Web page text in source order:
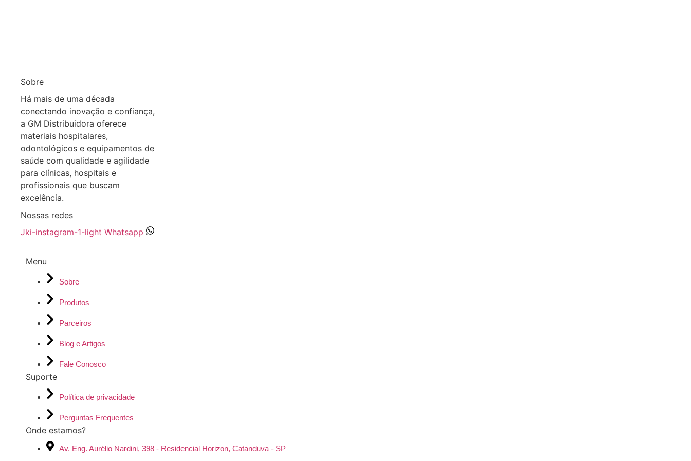
Sobre
Há mais de uma década
conectando inovação e confiança,
a GM Distribuidora oferece
materiais hospitalares,
odontológicos e equipamentos de
saúde com qualidade e agilidade
para clínicas, hospitais e
profissionais que buscam
excelência.
Nossas redes
Jki-instagram-1-light Whatsapp
Menu
Sobre
Produtos
Parceiros
Blog e Artigos
Fale Conosco
Suporte
Política de privacidade
Perguntas Frequentes
Onde estamos?
Av. Eng. Aurélio Nardini, 398 - Residencial Horizon, Catanduva - SP